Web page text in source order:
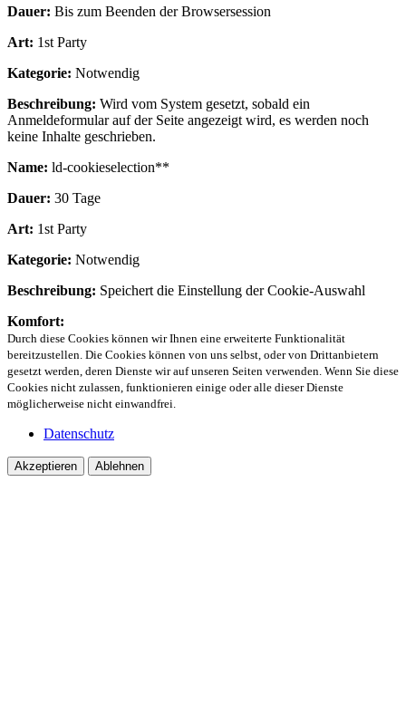
Dauer: Bis zum Beenden der Browsersession
Art: 1st Party
Kategorie: Notwendig
Beschreibung: Wird vom System gesetzt, sobald ein
Anmeldeformular auf der Seite angezeigt wird, es werden noch
keine Inhalte geschrieben.
Name: ld-cookieselection**
Dauer: 30 Tage
Art: 1st Party
Kategorie: Notwendig
Beschreibung: Speichert die Einstellung der Cookie-Auswahl
Komfort:
Durch diese Cookies können wir Ihnen eine erweiterte Funktionalität
bereitzustellen. Die Cookies können von uns selbst, oder von Drittanbietern
gesetzt werden, deren Dienste wir auf unseren Seiten verwenden. Wenn Sie diese
Cookies nicht zulassen, funktionieren einige oder alle dieser Dienste
möglicherweise nicht einwandfrei.
Datenschutz
Akzeptieren Ablehnen